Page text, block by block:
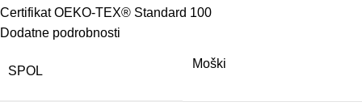
Certifikat OEKO-TEX® Standard 100
Dodatne podrobnosti
SPOL
Moški